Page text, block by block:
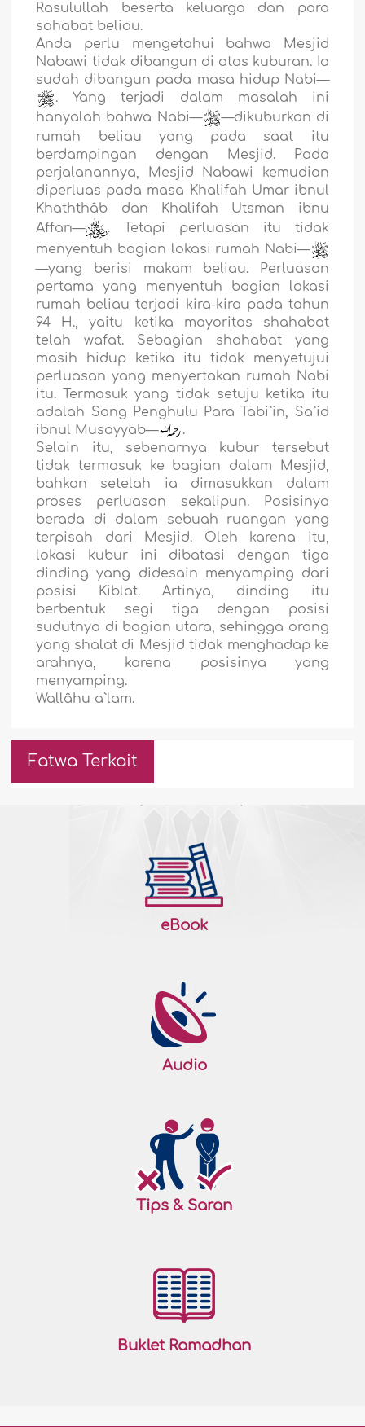
Rasulullah beserta keluarga dan para
sahabat beliau.
Anda perlu mengetahui bahwa Mesjid
Nabawi tidak dibangun di atas kuburan. Ia
sudah dibangun pada masa hidup Nabi—
. Yang terjadi dalam masalah ini
hanyalah bahwa Nabi—
—dikuburkan di
rumah beliau yang pada saat itu
berdampingan dengan Mesjid. Pada
perjalanannya, Mesjid Nabawi kemudian
diperluas pada masa Khalifah Umar ibnul
Khaththâb dan Khalifah Utsman ibnu
Affan—
. Tetapi perluasan itu tidak
menyentuh bagian lokasi rumah Nabi—
—yang berisi makam beliau. Perluasan
pertama yang menyentuh bagian lokasi
rumah beliau terjadi kira-kira pada tahun
94 H., yaitu ketika mayoritas shahabat
telah wafat. Sebagian shahabat yang
masih hidup ketika itu tidak menyetujui
perluasan yang menyertakan rumah Nabi
itu. Termasuk yang tidak setuju ketika itu
adalah Sang Penghulu Para Tabi`in, Sa`id
ibnul Musayyab—
.
Selain itu, sebenarnya kubur tersebut
tidak termasuk ke bagian dalam Mesjid,
bahkan setelah ia dimasukkan dalam
proses perluasan sekalipun. Posisinya
berada di dalam sebuah ruangan yang
terpisah dari Mesjid. Oleh karena itu,
lokasi kubur ini dibatasi dengan tiga
dinding yang didesain menyamping dari
posisi Kiblat. Artinya, dinding itu
berbentuk segi tiga dengan posisi
sudutnya di bagian utara, sehingga orang
yang shalat di Mesjid tidak menghadap ke
arahnya, karena posisinya yang
menyamping.
Wallâhu a`lam.
Fatwa Terkait
eBook
Audio
Tips & Saran
Buklet Ramadhan